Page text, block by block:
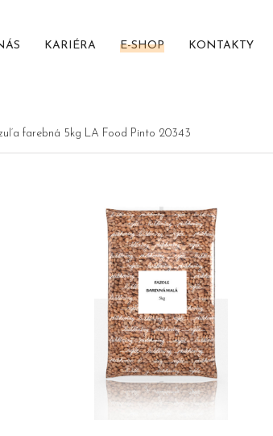
KARIÉRA E-SHOP KONTAKTY
farebná 5kg LA Food Pinto 20343